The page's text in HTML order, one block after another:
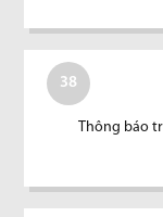
38
Thông báo